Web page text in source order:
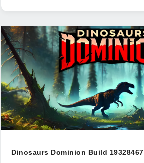
Dinosaurs Dominion Build 19328467